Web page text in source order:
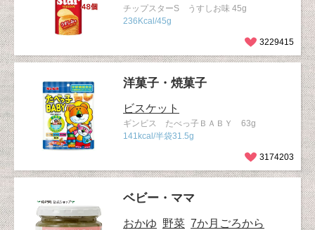
チップスターS うすしお味 45g
236Kcal/45g
3229415
洋菓子・焼菓子
ビスケット
ギンビス たべっ子ＢＡＢＹ 63g
141kcal/半袋31.5g
3174203
ベビー・ママ
おかゆ 野菜 7か月ごろから